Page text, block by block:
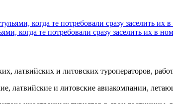
когда те потребовали сразу заселить их
когда те потребовали сразу заселить их в
латвийских и литовских туроператоров,
латвийские и литовские авиакомпании,